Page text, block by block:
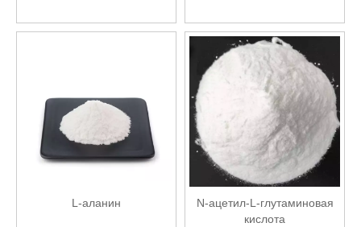
L-аланин
N-ацетил-L-глутаминовая
кислота